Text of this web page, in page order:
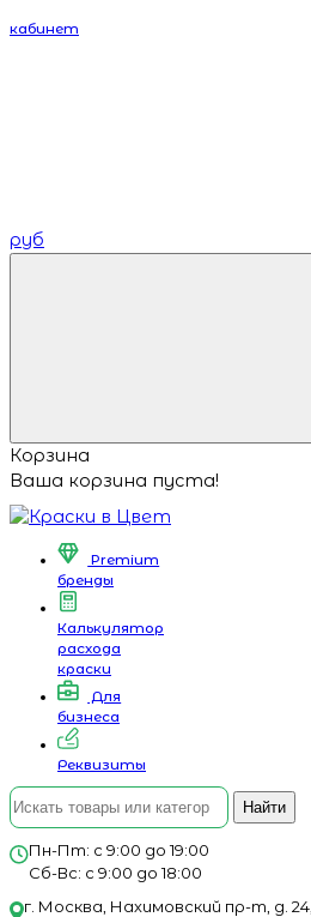
кабинет
руб
Корзина
Ваша корзина пуста!
Premium
бренды
Калькулятор
расхода
краски
Для
бизнеса
Реквизиты
Найти
Пн-Пт: с 9:00 до 19:00
Сб-Вс: с 9:00 до 18:00
г. Москва, Нахимовский пр-т, д. 24,